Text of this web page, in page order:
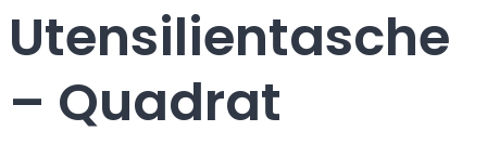
Utensilientasche
– Quadrat